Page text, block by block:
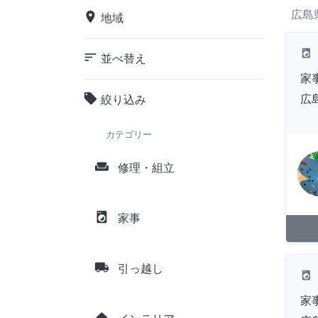
place 地域
sort 並べ替え
local_offer 絞り込み
カテゴリー
weekend 修理・組立
local_laundry_service 家事
local_shipping 引っ越し
広島
local_laundry_service
家
広
local_laundry_service
家